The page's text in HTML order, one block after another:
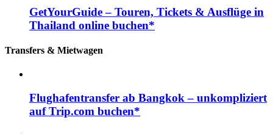
GetYourGuide – Touren, Tickets & Ausflüge in
Thailand online buchen*
Transfers & Mietwagen
Flughafentransfer ab Bangkok – unkompliziert
auf Trip.com buchen*